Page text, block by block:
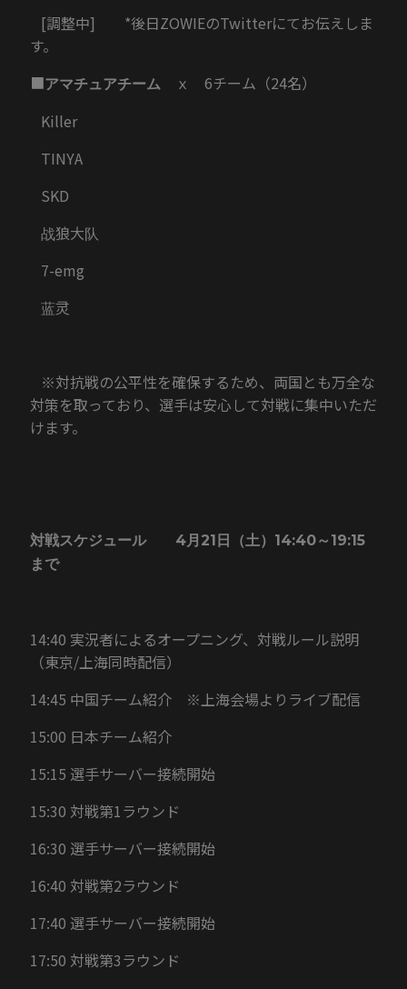
[調整中] *後日ZOWIEのTwitterにてお伝えしま
す。
■アマチュアチームｘ 6チーム（24名）
Killer
TINYA
SKD
战狼大队
7-emg
蓝灵
※対抗戦の公平性を確保するため、両国とも万全な
対策を取っており、選手は安心して対戦に集中いただ
けます。
対戦スケジュール 4月21日（土）14:40～19:15
まで
14:40 実況者によるオープニング、対戦ルール説明
（東京/上海同時配信）
14:45 中国チーム紹介 ※上海会場よりライブ配信
15:00 日本チーム紹介
15:15 選手サーバー接続開始
15:30 対戦第1ラウンド
16:30 選手サーバー接続開始
16:40 対戦第2ラウンド
17:40 選手サーバー接続開始
17:50 対戦第3ラウンド